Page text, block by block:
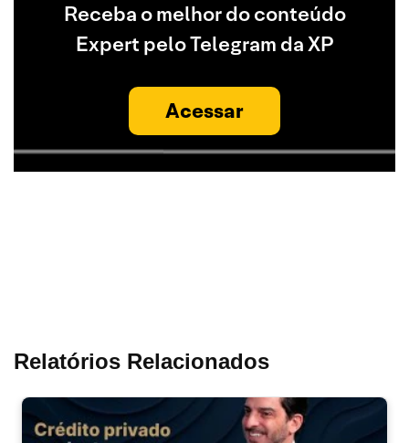
Receba o melhor do conteúdo
Expert pelo Telegram da XP
Acessar
Relatórios Relacionados